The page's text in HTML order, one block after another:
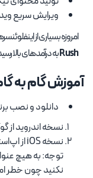
ویرایش سریع
امروزه بسیاری از
Rushبه درآمدهای بالا
آموزش گام به
دانلود و نصب
نسخه اندروید از
نسخه iOS از اپ‌استور
توجه: به هیچ
نکنید چون خطر